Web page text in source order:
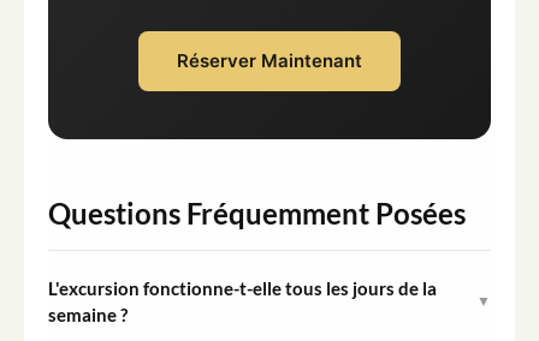
Réserver Maintenant
Questions Fréquemment Posées
L'excursion fonctionne-t-elle tous les jours de la
semaine ?
▼